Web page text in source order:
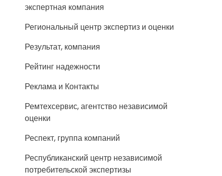
экспертная компания
Региональный центр экспертиз и оценки
Результат, компания
Рейтинг надежности
Реклама и Контакты
Ремтехсервис, агентство независимой
оценки
Респект, группа компаний
Республиканский центр независимой
потребительской экспертизы